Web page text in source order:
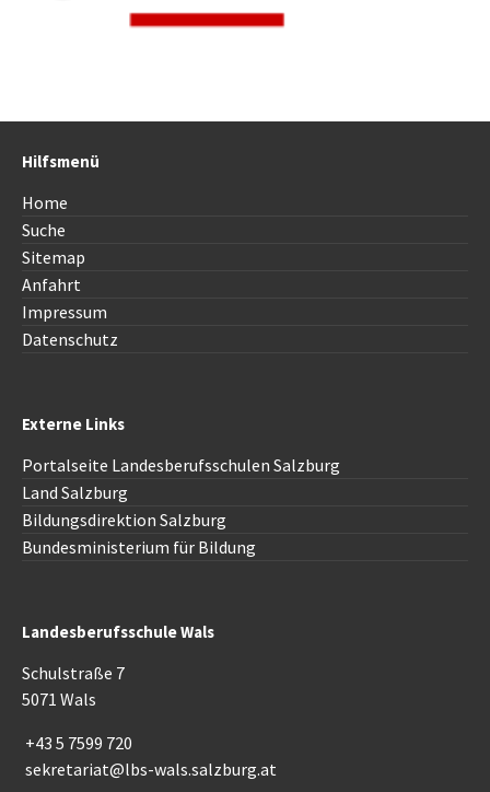
Hilfsmenü
Home
Suche
Sitemap
Anfahrt
Impressum
Datenschutz
Externe Links
Portalseite Landesberufsschulen Salzburg
Land Salzburg
Bildungsdirektion Salzburg
Bundesministerium für Bildung
Landesberufsschule Wals
Schulstraße 7
5071 Wals
+43 5 7599 720
sekretariat@lbs-wals.salzburg.at